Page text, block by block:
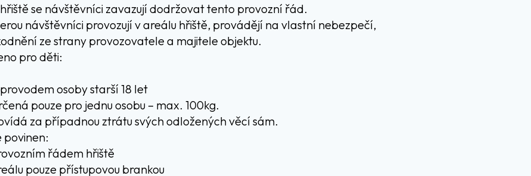
se návštěvníci zavazují dodržovat tento provozní řád.
návštěvníci provozují v areálu hřiště, provádějí na vlastní nebezpečí,
ze strany provozovatele a majitele objektu.
pro děti:
osoby starší 18 let
pouze pro jednu osobu – max. 100kg.
za případnou ztrátu svých odložených věcí sám.
povinen:
řádem hřiště
pouze přístupovou brankou